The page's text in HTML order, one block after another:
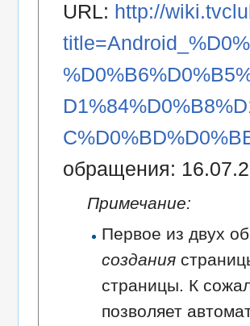
URL: http://
обращения:
Примечание:
Первое из двух
создания
страницы. К
позволяет